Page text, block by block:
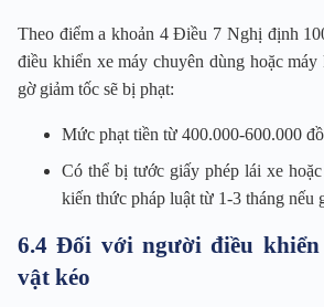
Theo điểm a khoản 4 Điều 7 Nghị định
điều khiển xe máy chuyên dùng hoặc
gờ giảm tốc sẽ bị phạt:
Mức phạt tiền từ 400.000-600.000
Có thể bị tước giấy phép lái xe
kiến thức pháp luật từ 1-3 tháng nếu
6.4 Đối với người điều khiển
vật kéo